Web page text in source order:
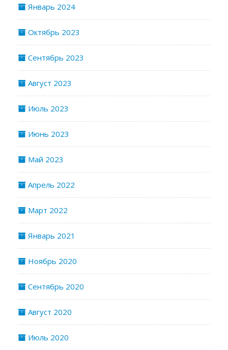
Январь 2024
Октябрь 2023
Сентябрь 2023
Август 2023
Июль 2023
Июнь 2023
Май 2023
Апрель 2022
Март 2022
Январь 2021
Ноябрь 2020
Сентябрь 2020
Август 2020
Июль 2020